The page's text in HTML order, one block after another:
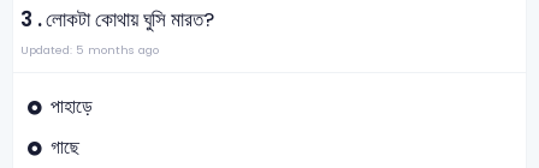
3 .লোকটা কোথায় ঘুসি মারত?
Updated: 5 months ago
পাহাড়ে
গাছে